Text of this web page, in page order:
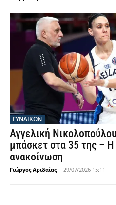
ΓΥΝΑΙΚΩΝ
Αγγελική
μπάσκετ στα 35 της – Η
ανακοίνωση
Γιώργος Αριδαίας - 29/07/2026 15:11